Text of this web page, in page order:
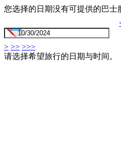
您选择的日期没有可提供的巴
> >> >>>
请选择希望旅行的日期与时间。